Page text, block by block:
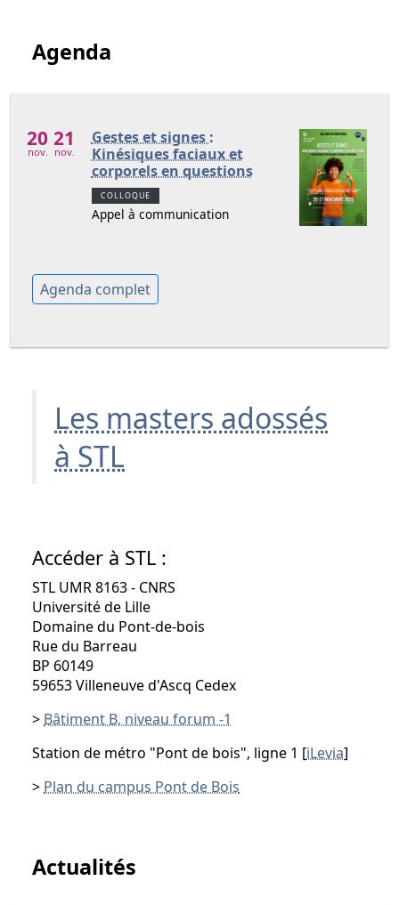
Agenda
20
nov.
21
nov.
Gestes et signes :
Kinésiques faciaux et
corporels en questions
COLLOQUE
Appel à communication
Agenda complet
Les masters adossés
à STL
Accéder à STL :
STL UMR 8163 - CNRS
Université de Lille
Domaine du Pont-de-bois
Rue du Barreau
BP 60149
59653 Villeneuve d'Ascq Cedex
> Bâtiment B, niveau forum -1
Station de métro "Pont de bois", ligne 1 [iLevia]
> Plan du campus Pont de Bois
Actualités